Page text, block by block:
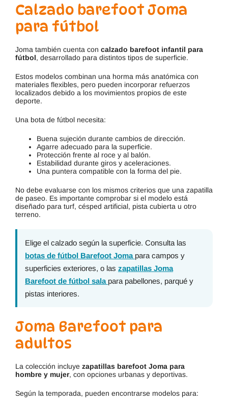
Calzado barefoot Joma
para fútbol
Joma también cuenta con calzado barefoot infantil para
fútbol, desarrollado para distintos tipos de superficie.
Estos modelos combinan una horma más anatómica con
materiales flexibles, pero pueden incorporar refuerzos
localizados debido a los movimientos propios de este
deporte.
Una bota de fútbol necesita:
Buena sujeción durante cambios de dirección.
Agarre adecuado para la superficie.
Protección frente al roce y al balón.
Estabilidad durante giros y aceleraciones.
Una puntera compatible con la forma del pie.
No debe evaluarse con los mismos criterios que una zapatilla
de paseo. Es importante comprobar si el modelo está
diseñado para turf, césped artificial, pista cubierta u otro
terreno.
Elige el calzado según la superficie. Consulta las
botas de fútbol Barefoot Joma para campos y
superficies exteriores, o las zapatillas Joma
Barefoot de fútbol sala para pabellones, parqué y
pistas interiores.
Joma Barefoot para
adultos
La colección incluye zapatillas barefoot Joma para
hombre y mujer, con opciones urbanas y deportivas.
Según la temporada, pueden encontrarse modelos para: